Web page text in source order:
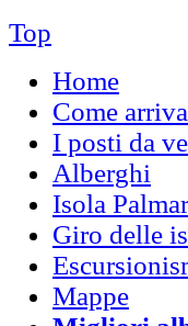
Top
Home
Come
I posti da
Alberghi
Isola
Giro delle
Mappe